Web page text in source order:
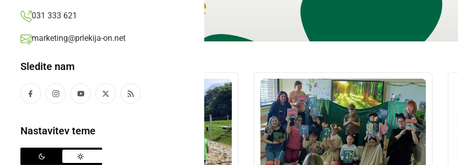
031 333 621
marketing@prlekija-on.net
Sledite nam
Nastavitev teme